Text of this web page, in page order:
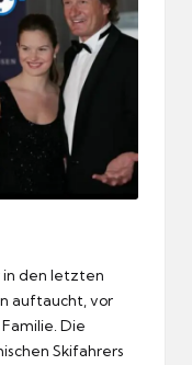
in den letzten
auftaucht, vor
Die
Skifahrers